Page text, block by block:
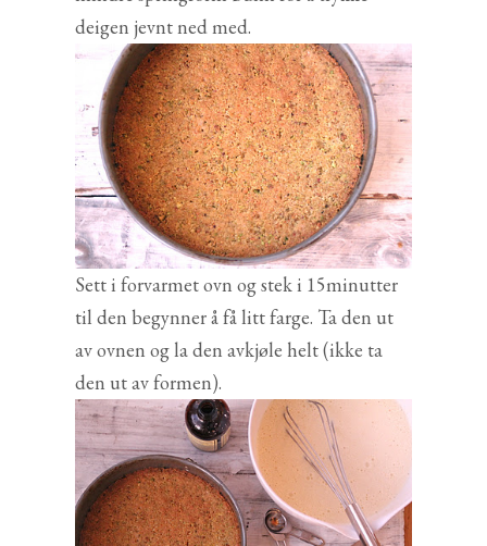
deigen jevnt ned med.
Sett i forvarmet ovn og stek i 15minutter
til den begynner å få litt farge. Ta den ut
av ovnen og la den avkjøle helt (ikke ta
den ut av formen).